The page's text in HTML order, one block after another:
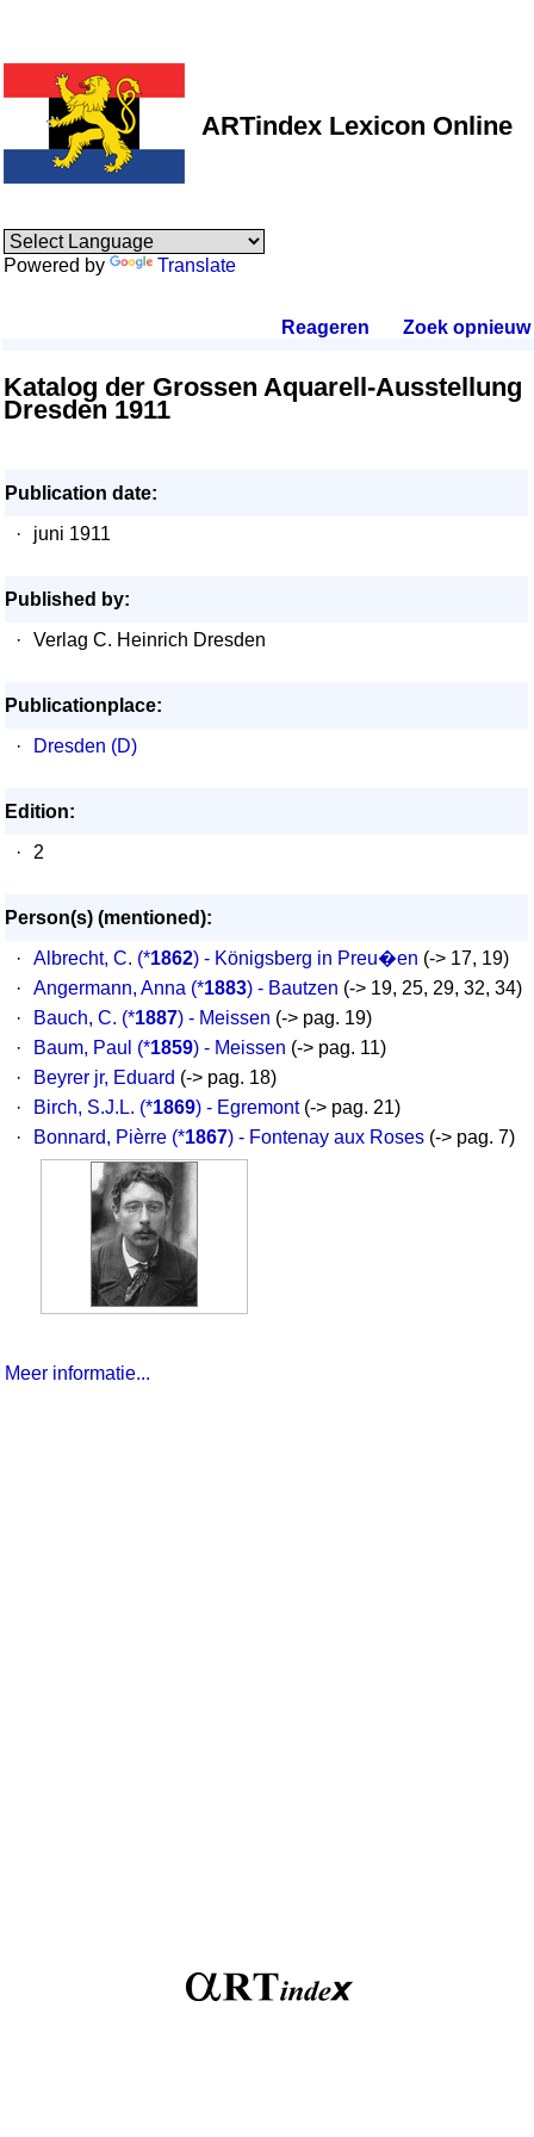
ARTindex Lexicon Online
Powered by Translate
Reageren Zoek opnieuw.
Katalog der Grossen Aquarell-Ausstellung
Dresden 1911
Publication date:
·
juni 1911
Published by:
·
Verlag C. Heinrich Dresden
Publicationplace:
·
Dresden (D)
Edition:
·
2
Person(s) (mentioned):
·
Albrecht, C. (*1862) - Königsberg in Preu�en (-> 17, 19)
·
Angermann, Anna (*1883) - Bautzen (-> 19, 25, 29, 32, 34)
·
Bauch, C. (*1887) - Meissen (-> pag. 19)
·
Baum, Paul (*1859) - Meissen (-> pag. 11)
·
Beyrer jr, Eduard (-> pag. 18)
·
Birch, S.J.L. (*1869) - Egremont(-> pag. 21)
·
Bonnard, Pièrre (*1867) - Fontenay aux Roses (-> pag. 7)
Meer informatie...